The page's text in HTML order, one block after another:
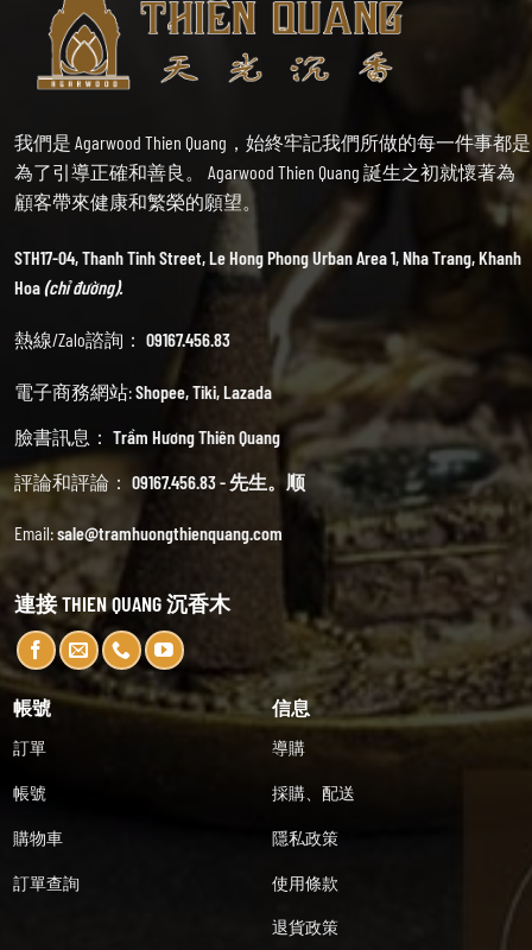
我們是 Agarwood Thien Quang，始終牢記我們所做的每一件事都是
為了引導正確和善良。 Agarwood Thien Quang 誕生之初就懷著為
顧客帶來健康和繁榮的願望。
STH17-04, Thanh Tinh Street, Le Hong Phong Urban Area 1, Nha Trang, Khanh
Hoa(chỉ đường).
熱線/Zalo諮詢： 09167.456.83
電子商務網站:Shopee,Tiki,Lazada
臉書訊息： Trầm Hương Thiên Quang
評論和評論： 09167.456.83 - 先生。顺
Email:sale@tramhuongthienquang.com
連接 THIEN QUANG 沉香木
帳號
訂單
帳號
購物車
訂單查詢
信息
導購
採購、配送
隱私政策
使用條款
退貨政策